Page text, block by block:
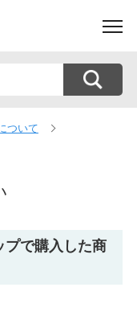
ついて
プで購入した商